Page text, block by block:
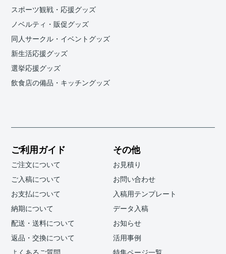
スポーツ観戦・応援グッズ
ノベルティ・販促グッズ
同人サークル・イベントグッズ
新生活応援グッズ
選挙応援グッズ
飲食店の備品・キッチングッズ
ご利用ガイド
ご注文について
ご入稿について
お支払について
納期について
配送・送料について
返品・交換について
よくあるご質問
その他
お見積り
お問い合わせ
入稿用テンプレート
データ入稿
お知らせ
活用事例
特集ページ一覧